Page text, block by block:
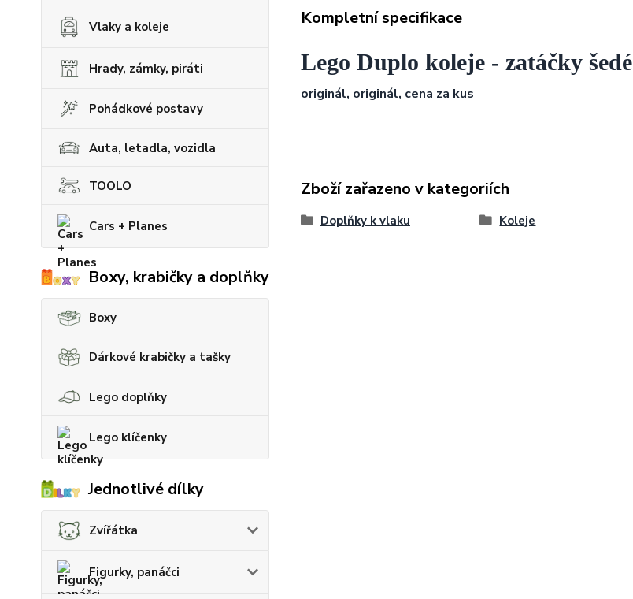
Vlaky a koleje
Hrady, zámky, piráti
Pohádkové postavy
Auta, letadla, vozidla
TOOLO
Cars + Planes
Boxy, krabičky a doplňky
Boxy
Dárkové krabičky a tašky
Lego doplňky
Lego klíčenky
Jednotlivé dílky
Zvířátka
Figurky, panáčci
Kompletní specifikace
Lego Duplo koleje - zatáčky šedé
originál, originál, cena za kus
Zboží zařazeno v kategoriích
Doplňky k vlaku Koleje